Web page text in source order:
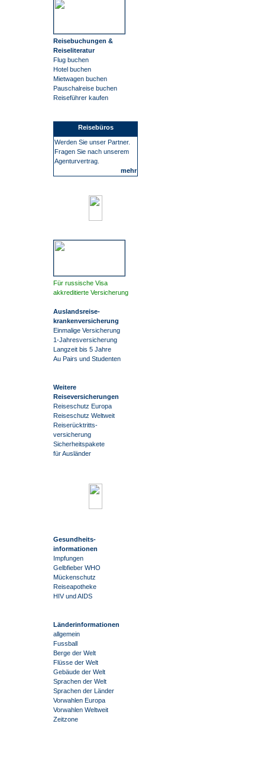
Reisebuchungen &
Reiseliteratur
Flug buchen
Hotel buchen
Mietwagen buchen
Pauschalreise buchen
Reiseführer kaufen
Reisebüros
Werden Sie unser Partner.
Fragen Sie nach unserem
Agenturvertrag.
mehr
Für russische Visa
akkreditierte Versicherung
Auslandsreise-
krankenversicherung
Einmalige Versicherung
1-Jahresversicherung
Langzeit bis 5 Jahre
Au Pairs und Studenten
Weitere
Reiseversicherungen
Reiseschutz Europa
Reiseschutz Weltweit
Reiserücktritts-
versicherung
Sicherheitspakete
für Ausländer
Gesundheits-
informationen
Impfungen
Gelbfieber WHO
Mückenschutz
Reiseapotheke
HIV und AIDS
Länderinformationen
allgemein
Fussball
Berge der Welt
Flüsse der Welt
Gebäude der Welt
Sprachen der Welt
Sprachen der Länder
Vorwahlen Europa
Vorwahlen Weltweit
Zeitzone